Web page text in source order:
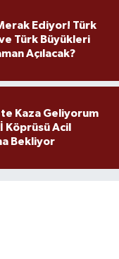
Ediyor! Türk
Türk Büyükleri
Açılacak?
Kaza Geliyorum
Köprüsü Acil
Bekliyor